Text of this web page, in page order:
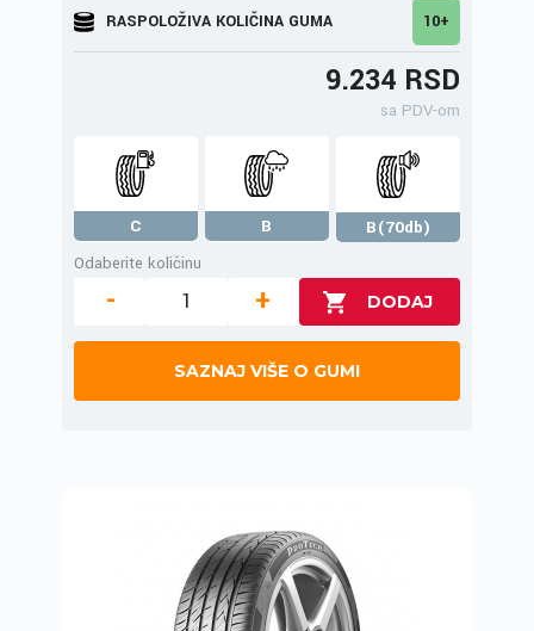
RASPOLOŽIVA KOLIČINA GUMA 10+
9.234 RSD
sa PDV-om
C B
B(70db)
Odaberite količinu
- +
SAZNAJ VIŠE O GUMI